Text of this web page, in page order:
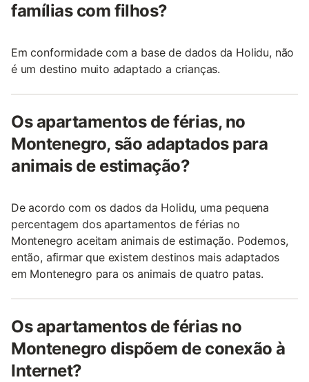
famílias com filhos?
Em conformidade com a base de dados da Holidu, não
é um destino muito adaptado a crianças.
Os apartamentos de férias, no
Montenegro, são adaptados para
animais de estimação?
De acordo com os dados da Holidu, uma pequena
percentagem dos apartamentos de férias no
Montenegro aceitam animais de estimação. Podemos,
então, afirmar que existem destinos mais adaptados
em Montenegro para os animais de quatro patas.
Os apartamentos de férias no
Montenegro dispõem de conexão à
Internet?